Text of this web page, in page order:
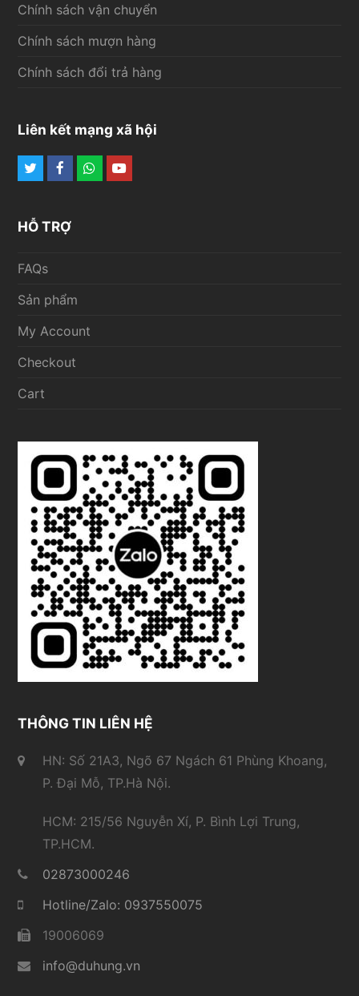
Chính sách vận chuyển
Chính sách mượn hàng
Chính sách đổi trả hàng
Liên kết mạng xã hội
TwitterFacebook
Whatsapp
Youtube
HỖ TRỢ
FAQs
Sản phẩm
My Account
Checkout
Cart
THÔNG TIN LIÊN HỆ
HN: Số 21A3, Ngõ 67 Ngách 61 Phùng Khoang,
P. Đại Mỗ, TP.Hà Nội.
HCM: 215/56 Nguyễn Xí, P. Bình Lợi Trung,
TP.HCM.
02873000246
Hotline/Zalo: 0937550075
19006069
info@duhung.vn